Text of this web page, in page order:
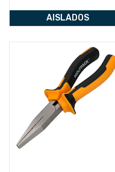
AISLADOS